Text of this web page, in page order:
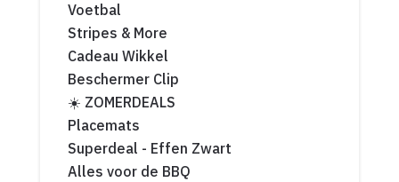
Voetbal
Stripes & More
Cadeau Wikkel
Beschermer Clip
☀️ ZOMERDEALS
Placemats
Superdeal - Effen Zwart
Alles voor de BBQ